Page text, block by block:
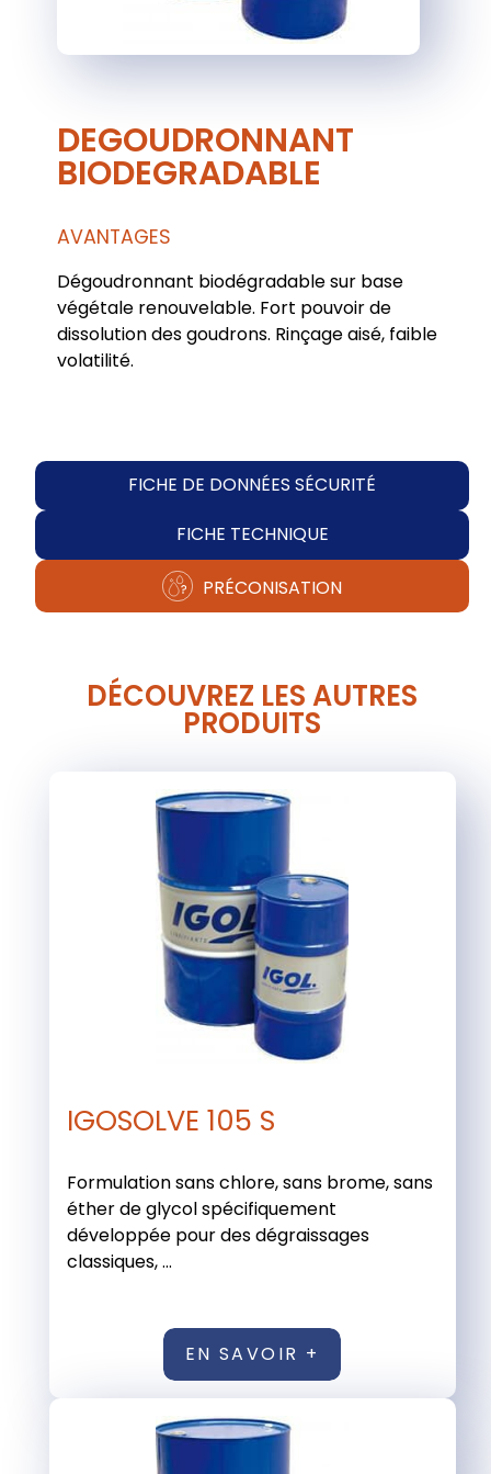
DEGOUDRONNANT
BIODEGRADABLE
AVANTAGES
Dégoudronnant biodégradable sur base
végétale renouvelable. Fort pouvoir de
dissolution des goudrons. Rinçage aisé, faible
volatilité.
FICHE DE DONNÉES SÉCURITÉ
FICHE TECHNIQUE
PRÉCONISATION
DÉCOUVREZ LES AUTRES
PRODUITS
IGOSOLVE 105 S
Formulation sans chlore, sans brome, sans
éther de glycol spécifiquement
développée pour des dégraissages
classiques, ...
EN SAVOIR +